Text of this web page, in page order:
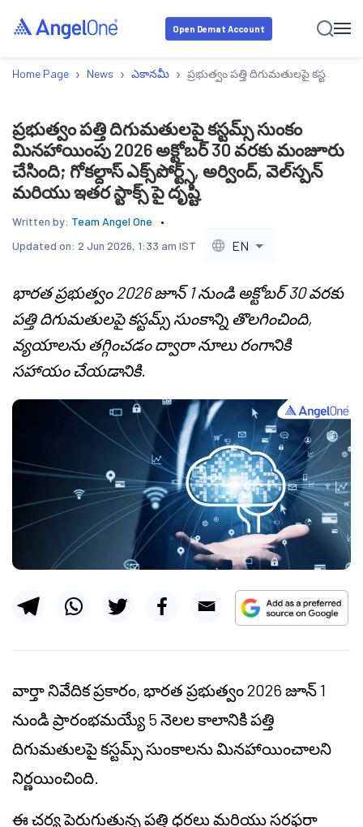
Open Demat Account
Home Page › News › ఎకానమీ › ప్రభుత్వం పత్తి దిగుమతులపై కస్టమ్స్
ప్రభుత్వం పత్తి దిగుమతులపై కస్టమ్స్ సుంకం
మినహాయింపు 2026 అక్టోబర్ 30 వరకు మంజూరు
చేసింది; గోకల్దాస్ ఎక్స్‌పోర్ట్స్, అర్వింద్, వెల్‌స్పన్
మరియు ఇతర స్టాక్స్ పై దృష్టి
Written by: Team Angel One
Updated on: 2 Jun 2026, 1:33 am IST EN
భారత ప్రభుత్వం 2026 జూన్ 1 నుండి అక్టోబర్ 30 వరకు
పత్తి దిగుమతులపై కస్టమ్స్ సుంకాన్ని తొలగించింది,
వ్యయాలను తగ్గించడం ద్వారా నూలు రంగానికి
సహాయం చేయడానికి.
వార్తా నివేదిక ప్రకారం, భారత ప్రభుత్వం 2026 జూన్ 1
నుండి ప్రారంభమయ్యే 5 నెలల కాలానికి పత్తి
దిగుమతులపై కస్టమ్స్ సుంకాలను మినహాయించాలని
నిర్ణయించింది.
ఈ చర్య పెరుగుతున్న పత్తి ధరలు మరియు సరఫరా